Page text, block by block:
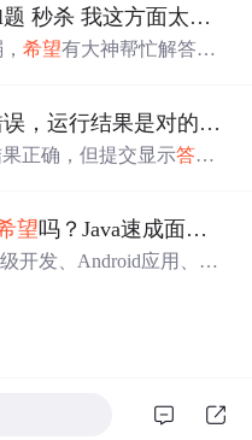
素质与应对策略，助力
能否请大神帮忙做十条sql题 秒杀 我这方面太薄弱了
，希望有大神帮忙解答十
求救PTA(找不出代码的错误，运行结果是对的，但是不知道为什么在PTA上面提交就显示
正确，但提交显示答案
望吗？Java速成面试题及
开发、Android应用、大